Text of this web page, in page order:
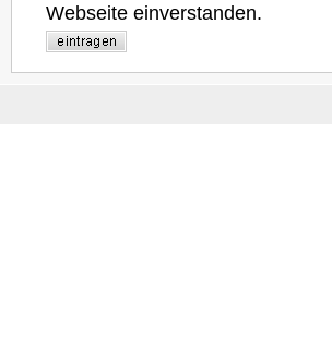
Webseite einverstanden.